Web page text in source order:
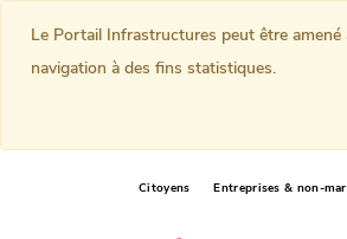
Citoyens Entreprises & non-
Le Portail Infrastructures peut être
navigation à des fins statistiques.